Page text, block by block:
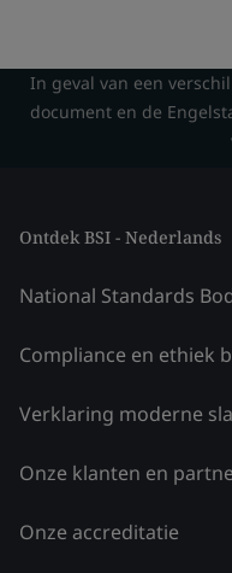
In geval van een
document en de
Ontdek BSI - Nederlands
National Standards
Compliance en ethiek
Verklaring moderne
Onze klanten en
Onze accreditatie